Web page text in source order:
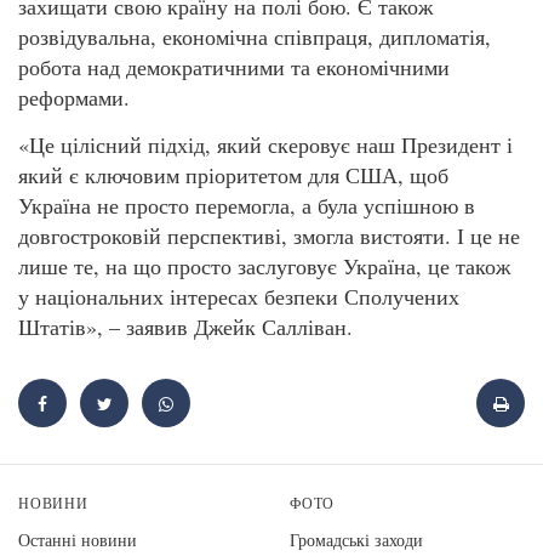
захищати свою країну на полі бою. Є також
розвідувальна, економічна співпраця, дипломатія,
робота над демократичними та економічними
реформами.
«Це цілісний підхід, який скеровує наш Президент і
який є ключовим пріоритетом для США, щоб
Україна не просто перемогла, а була успішною в
довгостроковій перспективі, змогла вистояти. І це не
лише те, на що просто заслуговує Україна, це також
у національних інтересах безпеки Сполучених
Штатів», – заявив Джейк Салліван.
НОВИНИ
Останні новини
ФОТО
Громадські заходи